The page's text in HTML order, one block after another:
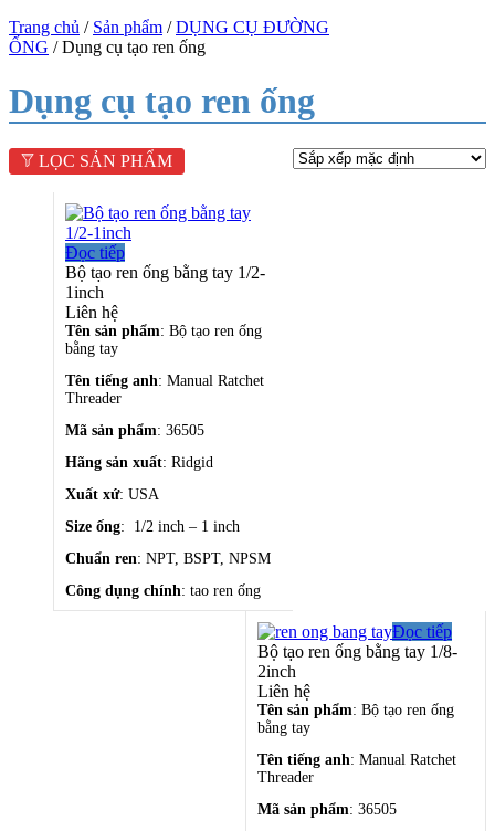
Trang chủ / Sản phẩm /DỤNG CỤ ĐƯỜNG
ỐNG / Dụng cụ tạo ren ống
Dụng cụ tạo ren ống
LỌC SẢN PHẨM
Đọc tiếp
Bộ tạo ren ống bằng tay 1/2-
1inch
Liên hệ
Tên sản phẩm: Bộ tạo ren ống
bằng tay
Tên tiếng anh: Manual Ratchet
Threader
Mã sản phẩm: 36505
Hãng sản xuất: Ridgid
Xuất xứ: USA
Size ống: 1/2 inch – 1 inch
Chuẩn ren: NPT, BSPT, NPSM
Công dụng chính: tao ren ống
bằng tay 1/2-1inch
Đọc tiếp
Bộ tạo ren ống bằng tay 1/8-
2inch
Liên hệ
Tên sản phẩm: Bộ tạo ren ống
bằng tay
Tên tiếng anh: Manual Ratchet
Threader
Mã sản phẩm: 36505